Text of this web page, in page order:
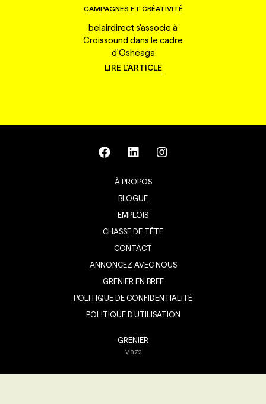
CAMPAGNES ET CRÉATIVITÉ
belairdirect s'associe à
Croissound dans le cadre
d'Osheaga
LIRE L'ARTICLE
À PROPOS
BLOGUE
EMPLOIS
CHASSE DE TÊTE
CONTACT
ANNONCEZ AVEC NOUS
GRENIER EN BREF
POLITIQUE DE CONFIDENTIALITÉ
POLITIQUE D’UTILISATION
GRENIER
V8.7.2